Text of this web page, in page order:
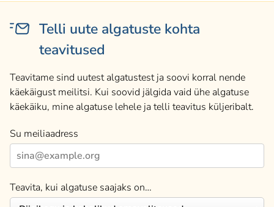
Telli uute algatuste kohta
teavitused
Teavitame sind uutest algatustest ja soovi korral nende
käekäigust meilitsi. Kui soovid jälgida vaid ühe algatuse
käekäiku, mine algatuse lehele ja telli teavitus küljeribalt.
Su meiliaadress
Teavita, kui algatuse saajaks on…